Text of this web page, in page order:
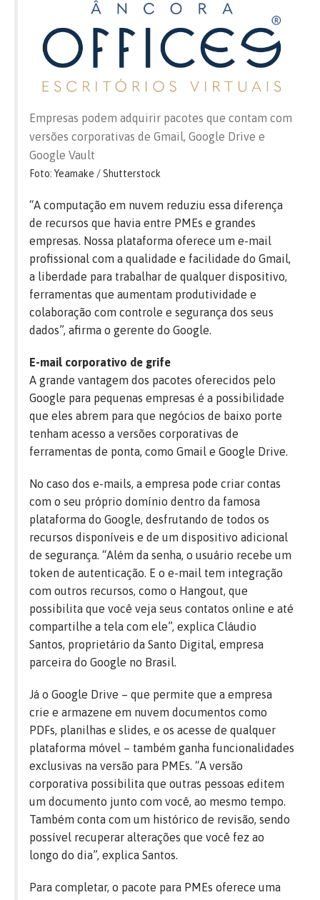
Empresas podem adquirir pacotes que contam com
versões corporativas de Gmail, Google Drive e
Google Vault
Foto: Yeamake / Shutterstock
“A computação em nuvem reduziu essa diferença
de recursos que havia entre PMEs e grandes
empresas. Nossa plataforma oferece um e-mail
profissional com a qualidade e facilidade do Gmail,
a liberdade para trabalhar de qualquer dispositivo,
ferramentas que aumentam produtividade e
colaboração com controle e segurança dos seus
dados”, afirma o gerente do Google.
E-mail corporativo de grife
A grande vantagem dos pacotes oferecidos pelo
Google para pequenas empresas é a possibilidade
que eles abrem para que negócios de baixo porte
tenham acesso a versões corporativas de
ferramentas de ponta, como Gmail e Google Drive.
No caso dos e-mails, a empresa pode criar contas
com o seu próprio domínio dentro da famosa
plataforma do Google, desfrutando de todos os
recursos disponíveis e de um dispositivo adicional
de segurança. “Além da senha, o usuário recebe um
token de autenticação. E o e-mail tem integração
com outros recursos, como o Hangout, que
possibilita que você veja seus contatos online e até
compartilhe a tela com ele”, explica Cláudio
Santos, proprietário da Santo Digital, empresa
parceira do Google no Brasil.
Já o Google Drive – que permite que a empresa
crie e armazene em nuvem documentos como
PDFs, planilhas e slides, e os acesse de qualquer
plataforma móvel – também ganha funcionalidades
exclusivas na versão para PMEs. “A versão
corporativa possibilita que outras pessoas editem
um documento junto com você, ao mesmo tempo.
Também conta com um histórico de revisão, sendo
possível recuperar alterações que você fez ao
longo do dia”, explica Santos.
Para completar, o pacote para PMEs oferece uma